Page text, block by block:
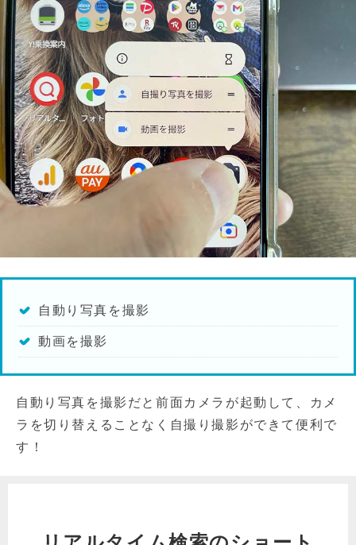
自動り写真を撮影
動画を撮影
自動り写真を撮影だと前面カメラが起動して、カメ
ラを切り替えることなく自撮り撮影ができて便利で
す！